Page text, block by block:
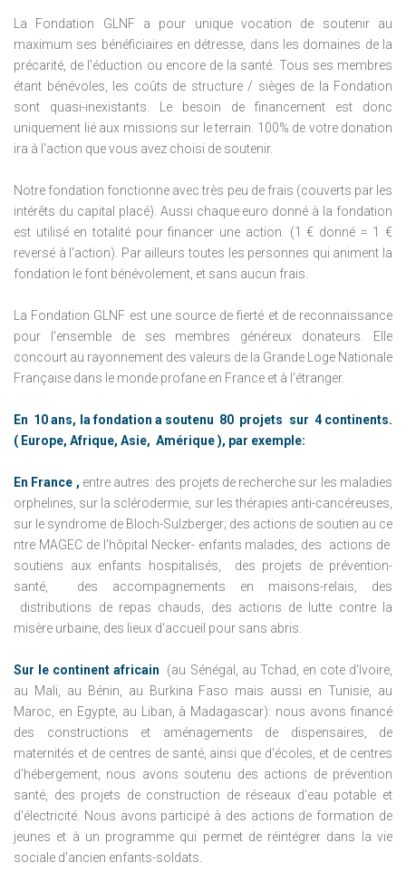
La Fondation GLNF a pour uniquevocation de soutenir au
maximum ses bénéficiaires en détresse, dans les domaines de la
précarité, de l'éduction ou encore de la santé. Tous ses membres
étant bénévoles, les coûts de structure / sièges de la Fondation
sont quasi-inexistants.
Le besoin de financement est donc
uniquement lié aux missions sur le terrain. 100% de votre donation
ira à l'action que vous avez choisi de soutenir.
Notre fondation fonctionne avec très peu de frais (couverts par les
intérêts du capital placé). Aussi chaque euro donné à la fondation
est utilisé en totalité pour financer une action. (1 € donné = 1 €
reversé à l'action). Par ailleurs toutes les personnes qui animent la
fondation le font bénévolement, et sans aucun frais.
La Fondation GLNF est une source de fierté et de reconnaissance
pour l'ensemble de ses membres généreux donateurs. Elle
concourt au rayonnement des valeurs de la Grande Loge Nationale
Française dans le monde profane en France et à l'étranger.
En 10 ans, la fondation a soutenu 80 projets sur 4 continents.
( Europe, Afrique, Asie, Amérique), par exemple:
En France , entre autres: des projets de recherche sur les maladies
orphelines, sur la sclérodermie, sur les thérapies anti-cancéreuses,
sur le syndrome de Bloch-Sulzberger; des actions de soutien au ce
ntre MAGEC de l'hôpital Necker- enfants malades, des actions de
soutiens aux enfants hospitalisés, des projets de prévention-
santé, des accompagnements en maisons-relais, des
distributions de repas chauds, des actions de lutte contre la
misère urbaine, des lieux d'accueil pour sans abris.
Sur le continent africain (au Sénégal, au Tchad, en cote d'Ivoire,
au Mali, au Bénin, au Burkina Faso mais aussi en Tunisie, au
Maroc, en Egypte, au Liban, à Madagascar): nous avons financé
des constructions et aménagements de dispensaires, de
maternités et de centres de santé, ainsi que d'écoles, et de centres
d'hébergement, nous avons soutenu des actions de prévention
santé, des projets de construction de réseaux d'eau potable et
d'électricité.
Nous avons participé à des actions de formation de
jeunes et à un programme qui permet de réintégrer dans la vie
sociale d'ancien enfants-soldats.